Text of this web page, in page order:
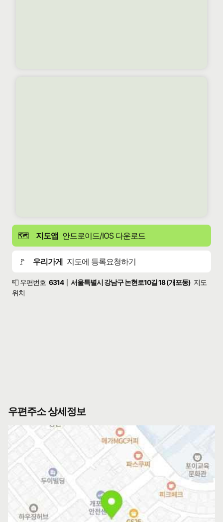
🗺️ 지도앱 안드로이드/IOS 다운로드
🚩 우리가게 지도에 등록요청하기
📮 우편번호 6314 서울특별시 강남구 논현로10길 18 (개포동) 지도
위치
우편주소 상세정보